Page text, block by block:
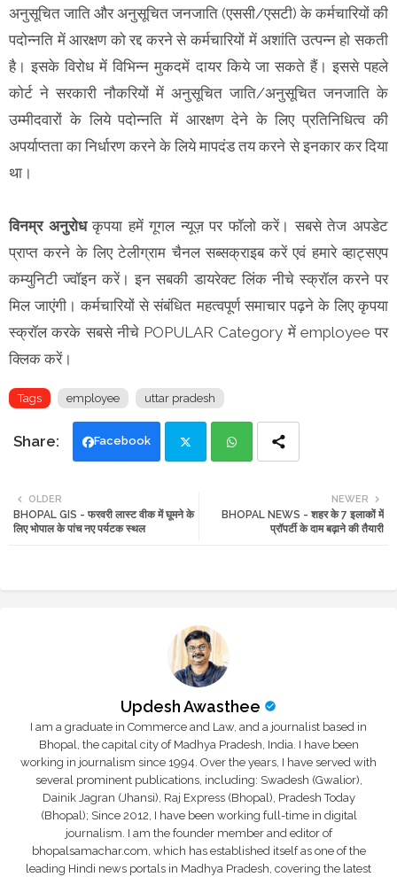
अनुसूचित जाति और अनुसूचित जनजाति (एससी/एसटी) के कर्मचारियों की
पदोन्नति में आरक्षण को रद्द करने से कर्मचारियों में अशांति उत्पन्न हो सकती
है। इसके विरोध में विभिन्न मुकदमें दायर किये जा सकते हैं। इससे पहले
कोर्ट ने सरकारी नौकरियों में अनुसूचित जाति/अनुसूचित जनजाति के
उम्मीदवारों के लिये पदोन्नति में आरक्षण देने के लिए प्रतिनिधित्व की
अपर्याप्तता का निर्धारण करने के लिये मापदंड तय करने से इनकार कर दिया
था।
विनम्र अनुरोधकृपया हमें गूगल न्यूज़ पर फॉलो करें। सबसे तेज अपडेट
प्राप्त करने के लिए टेलीग्राम चैनल सब्सक्राइब करें एवं हमारे व्हाट्सएप
कम्युनिटी ज्वॉइन करें। इन सबकी डायरेक्ट लिंक नीचे स्क्रॉल करने पर
मिल जाएंगी। कर्मचारियों से संबंधित महत्वपूर्ण समाचार पढ़ने के लिए कृपया
स्क्रॉल करके सबसे नीचे POPULAR Category में employee पर
क्लिक करें।
Tags employee uttar pradesh
Facebook
tte ats
NEWER
BHOPAL NEWS - शहर के 7 इलाकों में
प्रॉपर्टी के दाम बढ़ाने की तैयारी
OLDER
BHOPAL GIS - फरवरी लास्ट वीक में घूमने के
लिए भोपाल के पांच नए पर्यटक स्थल
Updesh Awasthee
I am a graduate in Commerce and Law, and a journalist based in
Bhopal, the capital city of Madhya Pradesh, India. I have been
working in journalism since 1994. Over the years, I have served with
several prominent publications, including: Swadesh (Gwalior),
Dainik Jagran (Jhansi), Raj Express (Bhopal), Pradesh Today
(Bhopal); Since 2012, I have been working full-time in digital
journalism. I am the founder member and editor of
bhopalsamachar.com, which has established itself as one of the
leading Hindi news portals in Madhya Pradesh, covering the latest